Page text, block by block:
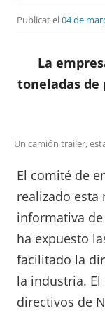
Publicat el04 de
La
toneladas de
Un camión trailer,
El comité de
realizado esta
informativa
ha expuesto
facilitado la
la industria.
directivos de